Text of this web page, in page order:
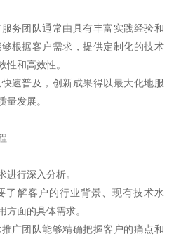
务团队通常由具有丰富实践经验和
根据客户需求，提供定制化的技术
性和高效性。
速普及，创新成果得以最大化地服
量发展。
进行深入分析。
了解客户的行业背景、现有技术水
方面的具体需求。
广团队能够精确把握客户的痛点和